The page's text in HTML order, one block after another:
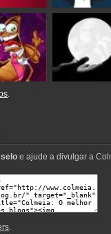
.
seloe ajude a divulgar a
.